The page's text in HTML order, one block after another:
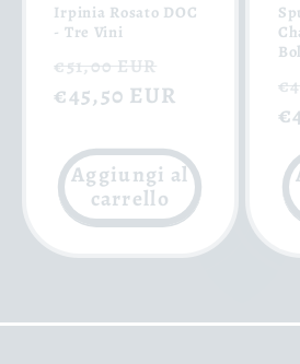
Irpinia Rosato DOC
- Tre Vini
Prezzo
di
€51,00 EUR
scontato
€45,50 EUR
Aggiungi al
carrello
di